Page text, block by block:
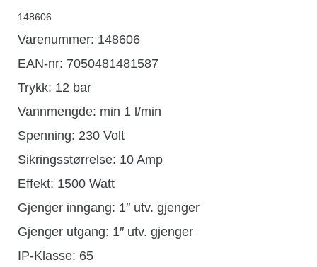
148606
Varenummer: 148606
EAN-nr: 7050481481587
Trykk: 12 bar
Vannmengde: min 1 l/min
Spenning: 230 Volt
Sikringsstørrelse: 10 Amp
Effekt: 1500 Watt
Gjenger inngang: 1″ utv. gjenger
Gjenger utgang: 1″ utv. gjenger
IP-Klasse: 65